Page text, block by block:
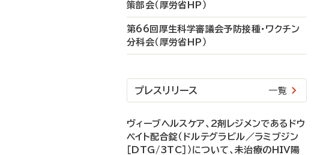
策部会（厚労省HP）
第66回厚生科学審議会予防接種・ワクチン
分科会（厚労省HP）
プレスリリース 一覧
ヴィーブヘルスケア、2剤レジメンであるドウ
ベイト配合錠（ドルテグラビル／ラミブジン
［DTG/3TC］）について、未治療のHIV陽